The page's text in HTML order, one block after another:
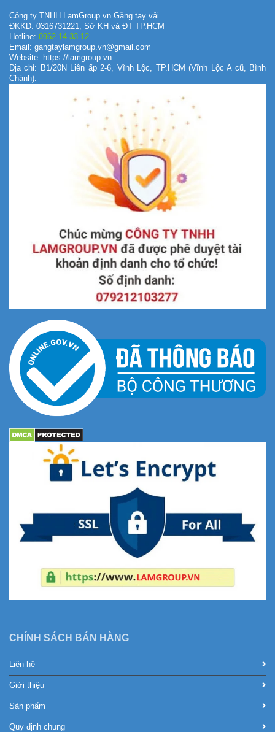
Công ty TNHH LamGroup.vn Găng tay vải
ĐKKD: 0316731221, Sở KH và ĐT TP.HCM
Hotline: 0962 14 33 12
Email: gangtaylamgroup.vn@gmail.com
Website: https://lamgroup.vn
Địa chỉ: B1/20N Liên ấp 2-6, Vĩnh Lộc, TP.HCM (Vĩnh Lộc A cũ, Bình
Chánh).
CHÍNH SÁCH BÁN HÀNG
Liên hệ
Giới thiệu
Sản phẩm
Quy định chung